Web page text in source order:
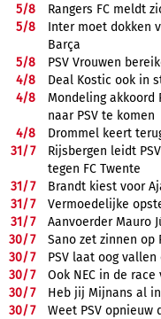
5/8
Rangers FC meldt
5/8
Inter moet dokken
Barça
5/8
PSV Vrouwen
4/8
Deal Kostic ook in
4/8
Mondeling akkoord
naar PSV te komen
4/8
Drommel keert
31/7
Rijsbergen leidt
tegen FC Twente
31/7
Brandt kiest voor
31/7
Vermoedelijke
31/7
Aanvoerder Mauro
30/7
Sano zet zinnen op
30/7
PSV laat oog
30/7
Ook NEC in de
30/7
Heb jij Mijnans al
30/7
Weet PSV opnieuw